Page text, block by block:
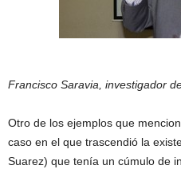
Francisco Saravia, investigador
Otro de los ejemplos que
caso en el que trascendió la
Suarez) que tenía un cúmulo de